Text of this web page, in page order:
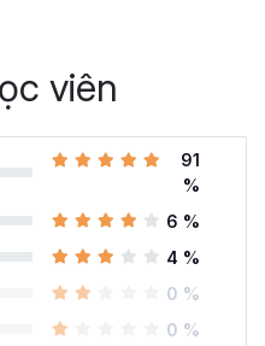
viên
91
%
6 %
4 %
0 %
0 %